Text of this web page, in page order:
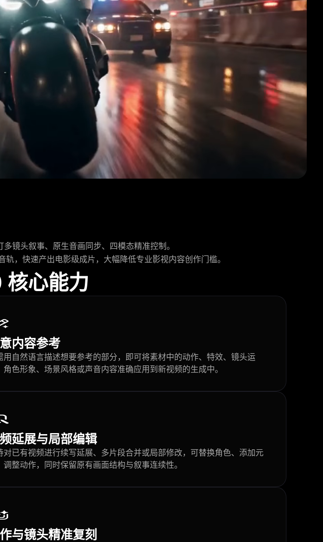
镜头叙事、原生音画同步、四模态精准控制。
，快速产出电影级成片，大幅降低专业影视内容创作门槛。
核心能力
内容参考
用自然语言描述想要参考的部分，即可将素材中的动作、特效、镜头运
角色形象、场景风格或声音内容准确应用到新视频的生成中。
延展与局部编辑
对已有视频进行续写延展、多片段合并或局部修改，可替换角色、添加元
调整动作，同时保留原有画面结构与叙事连续性。
与镜头精准复刻